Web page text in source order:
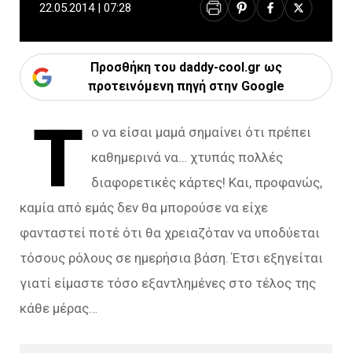
22.05.2014 | 07:28
Προσθήκη του daddy-cool.gr ως
προτεινόμενη πηγή στην Google
Τ ο να είσαι μαμά σημαίνει ότι πρέπει
καθημερινά να… χτυπάς πολλές
διαφορετικές κάρτες! Και, προφανώς,
καμία από εμάς δεν θα μπορούσε να είχε
φανταστεί ποτέ ότι θα χρειαζόταν να υποδύεται
τόσους ρόλους σε ημερήσια βάση. Έτσι εξηγείται
γιατί είμαστε τόσο εξαντλημένες στο τέλος της
κάθε μέρας…